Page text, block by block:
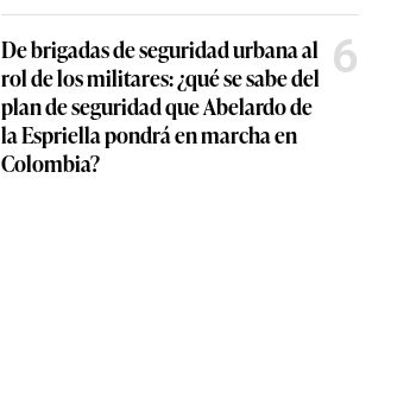
De brigadas de seguridad urbana al
rol de los militares: ¿qué se sabe del
plan de seguridad que Abelardo de
la Espriella pondrá en marcha en
Colombia?
6